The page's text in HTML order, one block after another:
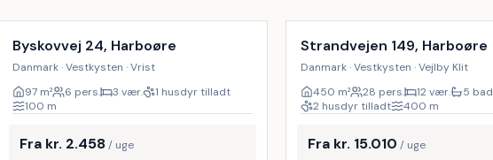
Byskovvej 24, Harboøre
Danmark · Vestkysten · Vrist
97 m² 6 pers. 3 vær.
1 husdyr tilladt
100 m
Fra kr. 2.458/ uge
Strandvejen 149, Harboøre
Danmark · Vestkysten · Vejlby Klit
450 m² 28 pers. 12 vær.
5 bad
2 husdyr tilladt
400 m
Fra kr. 15.010 / uge